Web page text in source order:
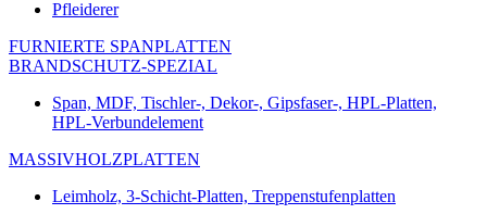
Pfleiderer
FURNIERTE SPANPLATTEN
BRANDSCHUTZ-SPEZIAL
Span, MDF, Tischler-, Dekor-, Gipsfaser-, HPL-Platten,
HPL-Verbundelement
MASSIVHOLZPLATTEN
Leimholz, 3-Schicht-Platten, Treppenstufenplatten